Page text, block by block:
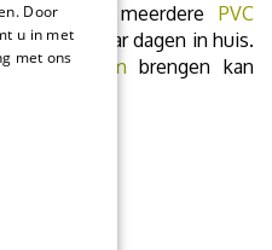
één of meerdere PVC
een paar dagen in huis.
showroom brengen kan
Door
u in met
met ons